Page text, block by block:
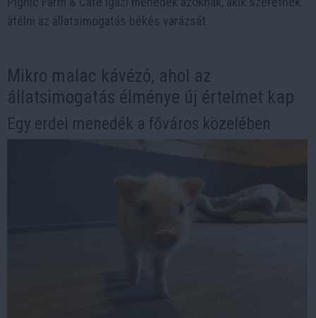
átélni az állatsimogatás békés varázsát.
Mikro malac kávézó, ahol az
állatsimogatás élménye új értelmet kap
Egy erdei menedék a főváros közelében